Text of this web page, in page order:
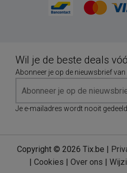
Wil je de beste deals
Abonneer je op de nieuwsbrief van
Je e-mailadres wordt nooit
Copyright © 2026 Tix.be |
| Cookies | Over ons |